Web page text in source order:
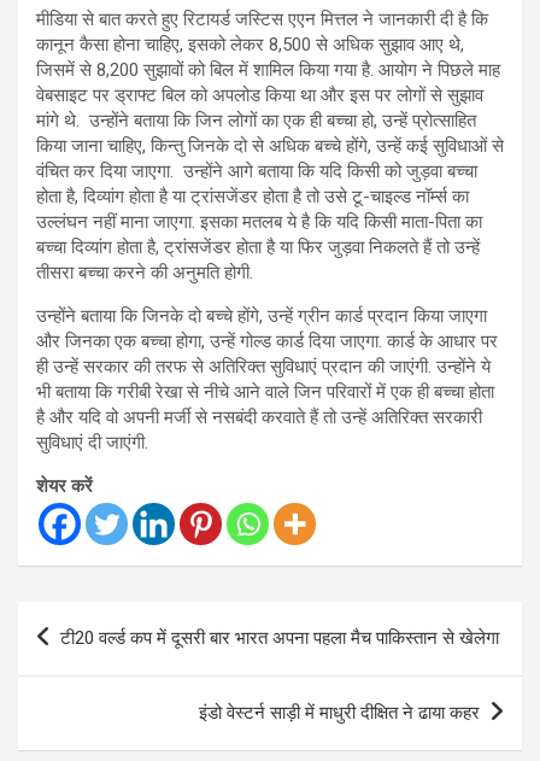
मीडिया से बात करते हुए रिटायर्ड जस्टिस एएन मित्तल ने जानकारी दी है कि
कानून कैसा होना चाहिए, इसको लेकर 8,500 से अधिक सुझाव आए थे,
जिसमें से 8,200 सुझावों को बिल में शामिल किया गया है. आयोग ने पिछले माह
वेबसाइट पर ड्राफ्ट बिल को अपलोड किया था और इस पर लोगों से सुझाव
मांगे थे. उन्होंने बताया कि जिन लोगों का एक ही बच्चा हो, उन्हें प्रोत्साहित
किया जाना चाहिए, किन्तु जिनके दो से अधिक बच्चे होंगे, उन्हें कई सुविधाओं से
वंचित कर दिया जाएगा. उन्होंने आगे बताया कि यदि किसी को जुड़वा बच्चा
होता है, दिव्यांग होता है या ट्रांसजेंडर होता है तो उसे टू-चाइल्ड नॉर्म्स का
उल्लंघन नहीं माना जाएगा. इसका मतलब ये है कि यदि किसी माता-पिता का
बच्चा दिव्यांग होता है, ट्रांसजेंडर होता है या फिर जुड़वा निकलते हैं तो उन्हें
तीसरा बच्चा करने की अनुमति होगी.
उन्होंने बताया कि जिनके दो बच्चे होंगे, उन्हें ग्रीन कार्ड प्रदान किया जाएगा
और जिनका एक बच्चा होगा, उन्हें गोल्ड कार्ड दिया जाएगा. कार्ड के आधार पर
ही उन्हें सरकार की तरफ से अतिरिक्त सुविधाएं प्रदान की जाएंगी. उन्होंने ये
भी बताया कि गरीबी रेखा से नीचे आने वाले जिन परिवारों में एक ही बच्चा होता
है और यदि वो अपनी मर्जी से नसबंदी करवाते हैं तो उन्हें अतिरिक्त सरकारी
सुविधाएं दी जाएंगी.
शेयर करें
Post
टी20 वर्ल्ड कप में दूसरी बार भारत अपना पहला मैच पाकिस्तान से खेलेगा
इंडो वेस्टर्न साड़ी में माधुरी दीक्षित ने ढाया कहर